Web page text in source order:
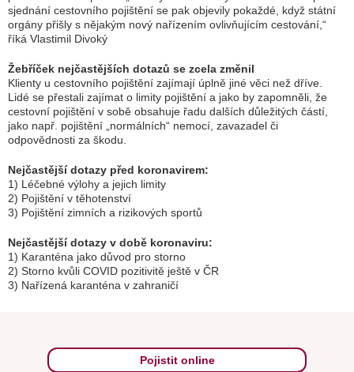
sjednání cestovního pojištění se pak objevily pokaždé, když státní
orgány přišly s nějakým nový nařízením ovlivňujícím cestování,“
říká Vlastimil Divoký
Žebříček nejčastějších dotazů se zcela změnil
Klienty u cestovního pojištění zajímají úplně jiné věci než dříve.
Lidé se přestali zajímat o limity pojištění a jako by zapomněli, že
cestovní pojištění v sobě obsahuje řadu dalších důležitých částí,
jako např. pojištění „normálních“ nemocí, zavazadel či
odpovědnosti za škodu.
Nejčastější dotazy před koronavirem:
1) Léčebné výlohy a jejich limity
2) Pojištění v těhotenství
3) Pojištění zimních a rizikových sportů
Nejčastější dotazy v době koronaviru:
1) Karanténa jako důvod pro storno
2) Storno kvůli COVID pozitivitě ještě v ČR
3) Nařízená karanténa v zahraničí
Pojistit online